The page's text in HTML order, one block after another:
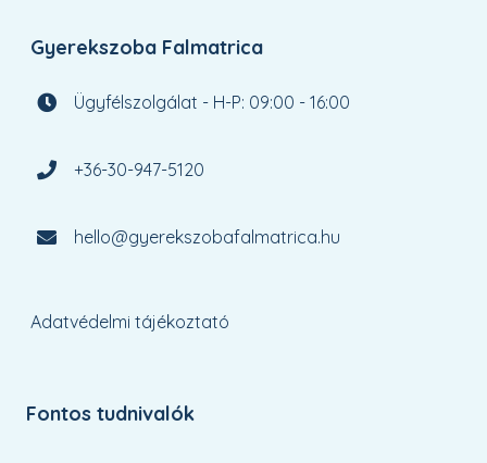
Gyerekszoba Falmatrica
Ügyfélszolgálat - H-P: 09:00 - 16:00
+36-30-947-5120
hello@gyerekszobafalmatrica.hu
Adatvédelmi tájékoztató
Fontos tudnivalók